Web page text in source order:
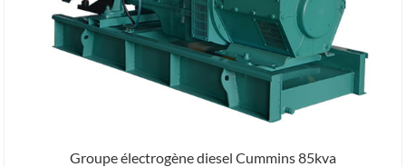
Groupe électrogène diesel Cummins 85kva